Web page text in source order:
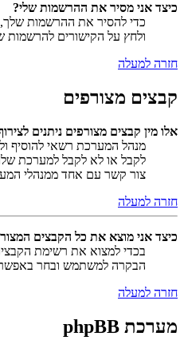
כיצד אני מסיר את ההרשמות שלי?
כדי להסיר את ההרשמות
ולחץ על הקישורים להרשמות
חזרה למעלה
קבצים מצורפים
אלו מין קבצים מצורפים ניתנים
מנהל המערכת רשאי להוסיף
לקבל או לא לקבל למערכת
צור קשר עם אחד ממנהלי
חזרה למעלה
כיצד אני מוצא את כל הקבצים
בכדי למצוא את רשימת
הבקרה למשתמש ובחר
חזרה למעלה
מערכת phpBB